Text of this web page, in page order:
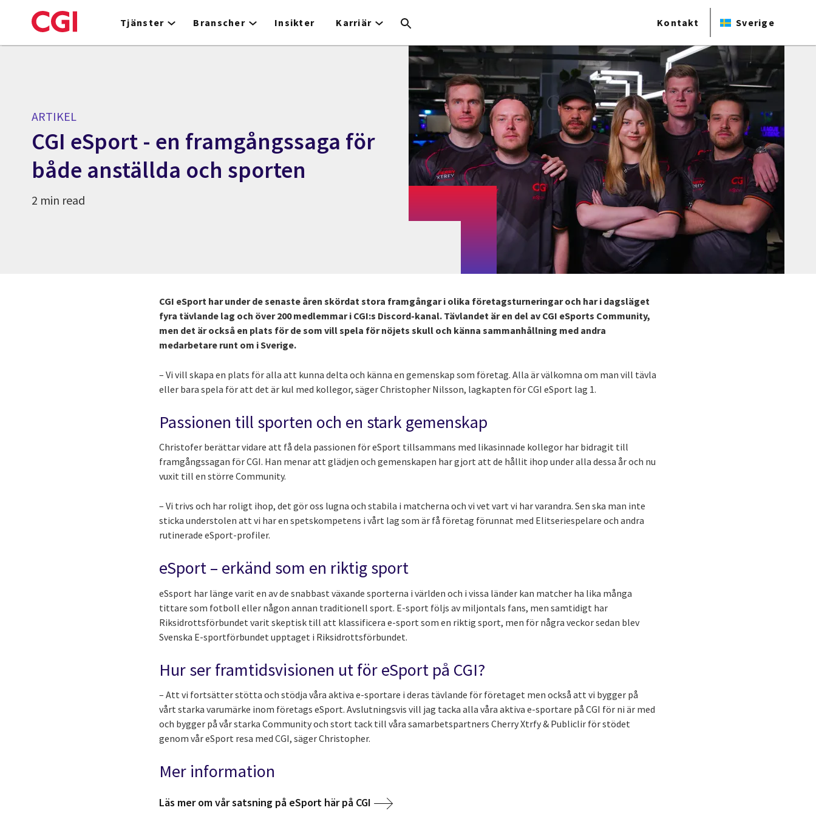
to
Tjänster Branscher Insikter Karriär Kontakt Sverige
ARTIKEL
CGI eSport - en framgångssaga för
både anställda och sporten
2 min read
CGI eSport har under de senaste åren skördat stora framgångar i olika företagsturneringar och har i dagsläget
fyra tävlande lag och över 200 medlemmar i CGI:s Discord-kanal. Tävlandet är en del av CGI eSports Community,
men det är också en plats för de som vill spela för nöjets skull och känna sammanhållning med andra
medarbetare runt om i Sverige.
– Vi vill skapa en plats för alla att kunna delta och känna en gemenskap som företag. Alla är välkomna om man vill tävla
eller bara spela för att det är kul med kollegor, säger Christopher Nilsson, lagkapten för CGI eSport lag 1.
Passionen till sporten och en stark gemenskap
Christofer berättar vidare att få dela passionen för eSport tillsammans med likasinnade kollegor har bidragit till
framgångssagan för CGI. Han menar att glädjen och gemenskapen har gjort att de hållit ihop under alla dessa år och nu
vuxit till en större Community.
– Vi trivs och har roligt ihop, det gör oss lugna och stabila i matcherna och vi vet vart vi har varandra. Sen ska man inte
sticka understolen att vi har en spetskompetens i vårt lag som är få företag förunnat med Elitseriespelare och andra
rutinerade eSport-profiler.
eSport – erkänd som en riktig sport
eSsport har länge varit en av de snabbast växande sporterna i världen och i vissa länder kan matcher ha lika många
tittare som fotboll eller någon annan traditionell sport. E-sport följs av miljontals fans, men samtidigt har
Riksidrottsförbundet varit skeptisk till att klassificera e-sport som en riktig sport, men för några veckor sedan blev
Svenska E-sportförbundet upptaget i Riksidrottsförbundet.
Hur ser framtidsvisionen ut för eSport på CGI?
– Att vi fortsätter stötta och stödja våra aktiva e-sportare i deras tävlande för företaget men också att vi bygger på
vårt starka varumärke inom företags eSport. Avslutningsvis vill jag tacka alla våra aktiva e-sportare på CGI för ni är med
och bygger på vår starka Community och stort tack till våra samarbetspartners Cherry Xtrfy & Publiclir för stödet
genom vår eSport resa med CGI, säger Christopher.
Mer information
Läs mer om vår satsning på eSport här på CGI